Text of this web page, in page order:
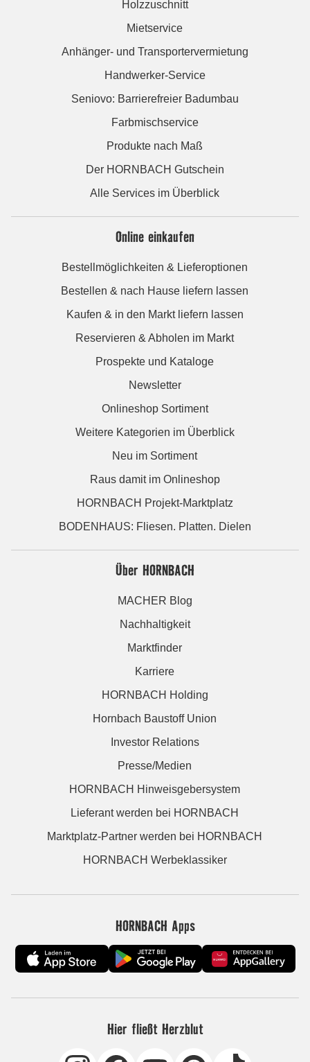
Holzzuschnitt
Mietservice
Anhänger- und Transportervermietung
Handwerker-Service
Seniovo: Barrierefreier Badumbau
Farbmischservice
Produkte nach Maß
Der HORNBACH Gutschein
Alle Services im Überblick
Online einkaufen
Bestellmöglichkeiten & Lieferoptionen
Bestellen & nach Hause liefern lassen
Kaufen & in den Markt liefern lassen
Reservieren & Abholen im Markt
Prospekte und Kataloge
Newsletter
Onlineshop Sortiment
Weitere Kategorien im Überblick
Neu im Sortiment
Raus damit im Onlineshop
HORNBACH Projekt-Marktplatz
BODENHAUS: Fliesen. Platten. Dielen
Über HORNBACH
MACHER Blog
Nachhaltigkeit
Marktfinder
Karriere
HORNBACH Holding
Hornbach Baustoff Union
Investor Relations
Presse/Medien
HORNBACH Hinweisgebersystem
Lieferant werden bei HORNBACH
Marktplatz-Partner werden bei HORNBACH
HORNBACH Werbeklassiker
HORNBACH Apps
Hier fließt Herzblut